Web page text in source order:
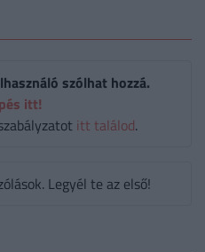
szólhat hozzá.
itt!
itt találod.
Legyél te az első!